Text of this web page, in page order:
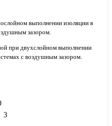
выполнении изоляции в
зазором.
при двухслойном выполнении
с воздушным зазором.
3